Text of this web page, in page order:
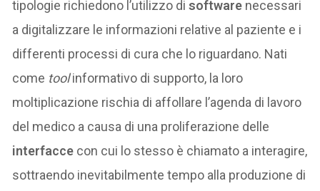
tipologie richiedono l’utilizzo di software necessari
a digitalizzare le informazioni relative al paziente e i
differenti processi di cura che lo riguardano. Nati
come toolinformativo di supporto, la loro
moltiplicazione rischia di affollare l’agenda di lavoro
del medico a causa di una proliferazione delle
interfacce con cui lo stesso è chiamato a interagire,
sottraendo inevitabilmente tempo alla produzione di